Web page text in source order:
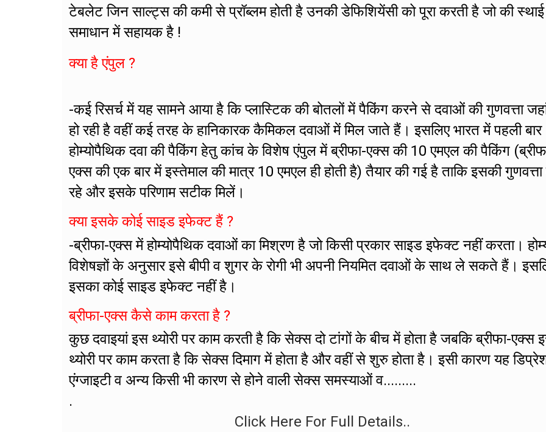
टेबलेट जिन साल्ट्स की कमी से प्रॉब्लम होती है उनकी डेफिशियेंसी को पूरा करती है जो की स्थाई
समाधान में सहायक है !
क्या है एंपुल ?
-कई रिसर्च में यह सामने आया है कि प्लास्टिक की बोतलों में पैकिंग करने से दवाओं की गुणवत्ता
हो रही है वहीं कई तरह के हानिकारक कैमिकल दवाओं में मिल जाते हैं। इसलिए भारत में पहली बार
होम्योपैथिक दवा की पैकिंग हेतु कांच के विशेष एंपुल में ब्रीफा-एक्स की 10 एमएल की पैकिंग
एक्स की एक बार में इस्तेमाल की मात्र 10 एमएल ही होती है) तैयार की गई है ताकि इसकी गुणवत्ता
रहे और इसके परिणाम सटीक मिलें।
क्या इसके कोई साइड इफेक्ट हैं ?
-ब्रीफा-एक्स में होम्योपैथिक दवाओं का मिश्रण है जो किसी प्रकार साइड इफेक्ट नहीं करता।
विशेषज्ञों के अनुसार इसे बीपी व शुगर के रोगी भी अपनी नियमित दवाओं के साथ ले सकते हैं।
इसका कोई साइड इफेक्ट नहीं है।
ब्रीफा-एक्स कैसे काम करता है ?
कुछ दवाइयां इस थ्योरी पर काम करती है कि सेक्स दो टांगों के बीच में होता है जबकि ब्रीफा-एक्स
थ्योरी पर काम करता है कि सेक्स दिमाग में होता है और वहीं से शुरु होता है। इसी कारण यह
एंग्जाइटी व अन्य किसी भी कारण से होने वाली सेक्स समस्याओं व.........
.
Click Here For Full Details..